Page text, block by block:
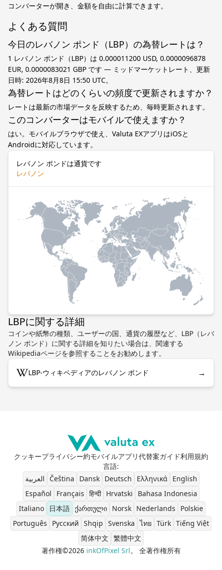
コンバーターが開き、金額を自由に計算できます。
よくある質問
今日のレバノン ポンド（LBP）の為替レートは？
1 レバノン ポンド（LBP）は 0.000011200 USD, 0.0000096878
EUR, 0.0000083021 GBP です — ミッドマーケットレート、更新
日時: 2026年8月8日 15:50 UTC。
為替レートはどのくらいの頻度で更新されますか？
レートは最新の市場データを反映するため、毎時更新されます。
このコンバーターはモバイルで使えますか？
はい。モバイルブラウザで使え、Valuta EXアプリはiOSと
Androidに対応しています。
レバノン ポンドは通貨です
レバノン
LBPに関する詳細
コインや紙幣の種類、ユーザーの国、通貨の履歴など、LBP（レバ
ノン ポンド）に関する詳細を知りたい場合は、関連する
Wikipediaページを参照することをお勧めします。
LBP-ウィキペディアのレバノン ポンド →
クッキープライバシー約モバイルアプリ代替案ガイド利用規約
言語:
العربية
Čeština Dansk Deutsch Ελληνικά
English
Español
Français हिन्दी Hrvatski
Bahasa Indonesia
Italiano
日本語 ქართული Norsk Nederlands
Polskie
Português
Pусский Shqip Svenska ไทย Türk Tiếng Việt
简体中文 繁體中文
著作権©2026 inkOfPixel Srl。 全著作権所有